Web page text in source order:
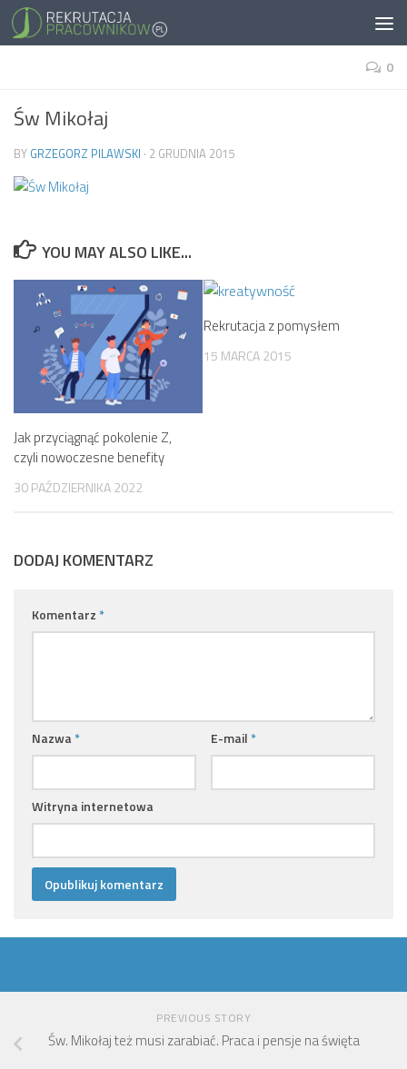
0
Św Mikołaj
BY GRZEGORZ PILAWSKI · 2 GRUDNIA 2015
YOU MAY ALSO LIKE...
Jak przyciągnąć pokolenie Z,
czyli nowoczesne benefity
30 PAŹDZIERNIKA 2022
Rekrutacja z pomysłem
15 MARCA 2015
DODAJ KOMENTARZ
Komentarz *
Nazwa * E-mail *
Witryna internetowa
PREVIOUS STORY
Św. Mikołaj też musi zarabiać. Praca i pensje na święta